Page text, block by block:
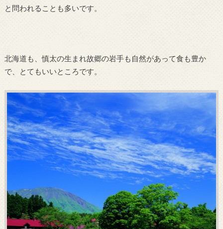
と問われることも多いです。
北海道も、慎太の生まれ故郷の岩手も自然があって食も豊か
で、とてもいいところです。